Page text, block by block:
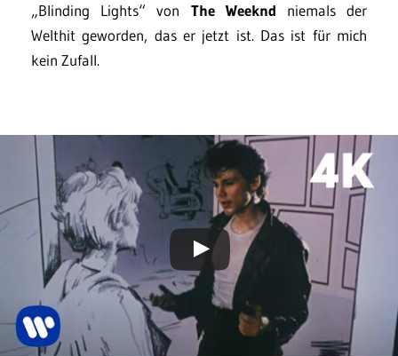
„Blinding Lights“ von The Weeknd niemals der
Welthit geworden, das er jetzt ist. Das ist für mich
kein Zufall.